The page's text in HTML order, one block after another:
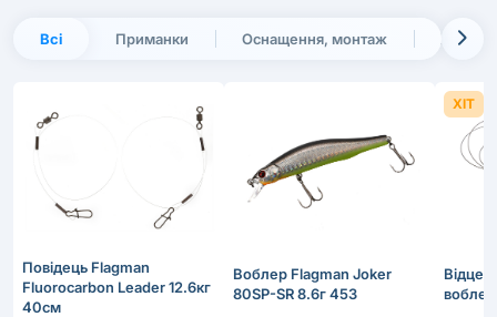
Всі Приманки Оснащення, монтаж Жилки
Повідець Flagman
Fluorocarbon Leader 12.6кг
40см
Воблер Flagman Joker
80SP-SR 8.6г 453
ХІТ